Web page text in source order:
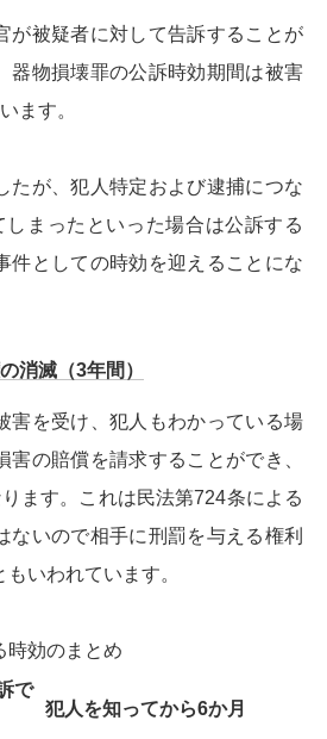
が被疑者に対して告訴することが
器物損壊罪の公訴時効期間は被害
ます。
たが、犯人特定および逮捕につな
まったといった場合は公訴する
件としての時効を迎えることにな
消滅（3年間）
害を受け、犯人もわかっている場
害の賠償を請求することができ、
ます。これは民法第724条による
ないので相手に刑罰を与える権利
いわれています。
時効のまとめ
で
犯人を知ってから6か月